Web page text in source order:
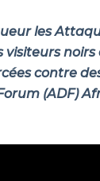
les
contre
(ADF)